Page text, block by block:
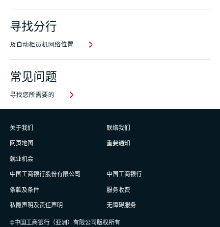
寻找分行
及自动柜员机网络位置
常见问题
寻找您所需要的
关于我们
联络我们
网页地图
重要通知
就业机会
中国工商银行股份有限公司
中国工商银行
条款及条件
服务收费
私隐声明及责任声明
无障碍服务
©中国工商银行（亚洲）有限公司版权所有